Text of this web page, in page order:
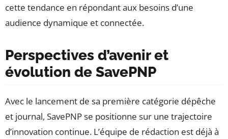
cette tendance en répondant aux besoins d’une
audience dynamique et connectée.
Perspectives d’avenir et
évolution de SavePNP
Avec le lancement de sa première catégorie dépêche
et journal, SavePNP se positionne sur une trajectoire
d’innovation continue. L’équipe de rédaction est déjà à